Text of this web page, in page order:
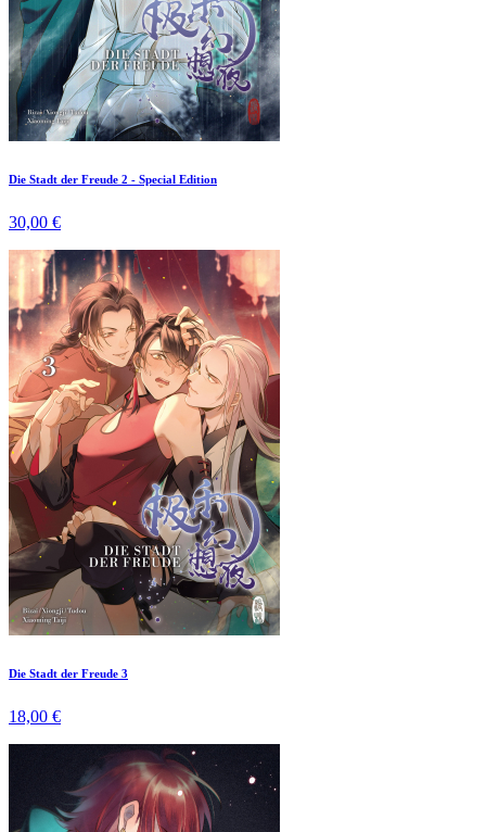
Die Stadt der Freude 2 - Special Edition
30,00 €
Die Stadt der Freude 3
18,00 €